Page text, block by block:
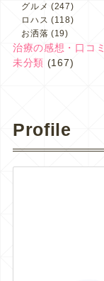
グルメ (247)
ロハス (118)
お洒落 (19)
治療の感想・口コミ
未分類 (167)
Profile